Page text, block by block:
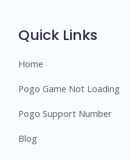
Quick Links
Home
Pogo Game Not Loading
Pogo Support Number
Blog